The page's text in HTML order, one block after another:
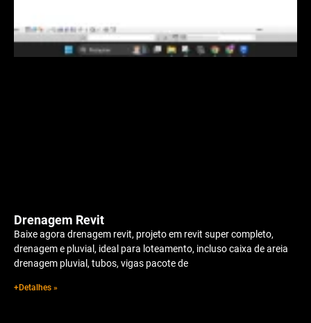
Drenagem Revit
Baixe agora drenagem revit, projeto em revit super completo,
drenagem e pluvial, ideal para loteamento, incluso caixa de areia
drenagem pluvial, tubos, vigas pacote de
+Detalhes »